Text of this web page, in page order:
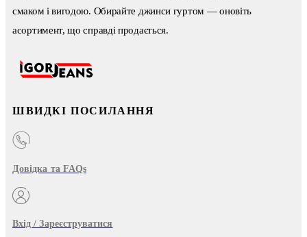
смаком і вигодою. Обирайте джинси гуртом — оновіть
асортимент, що справді продається.
ШВИДКІ ПОСИЛАННЯ
Довідка та FAQs
Вхід / Зареєструватися